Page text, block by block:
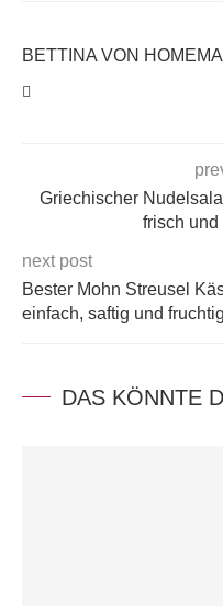
BETTINA VON
Griechischer
frisch
next post
Bester Mohn Streusel
einfach, saftig und fruchtig
DAS KÖNNTE